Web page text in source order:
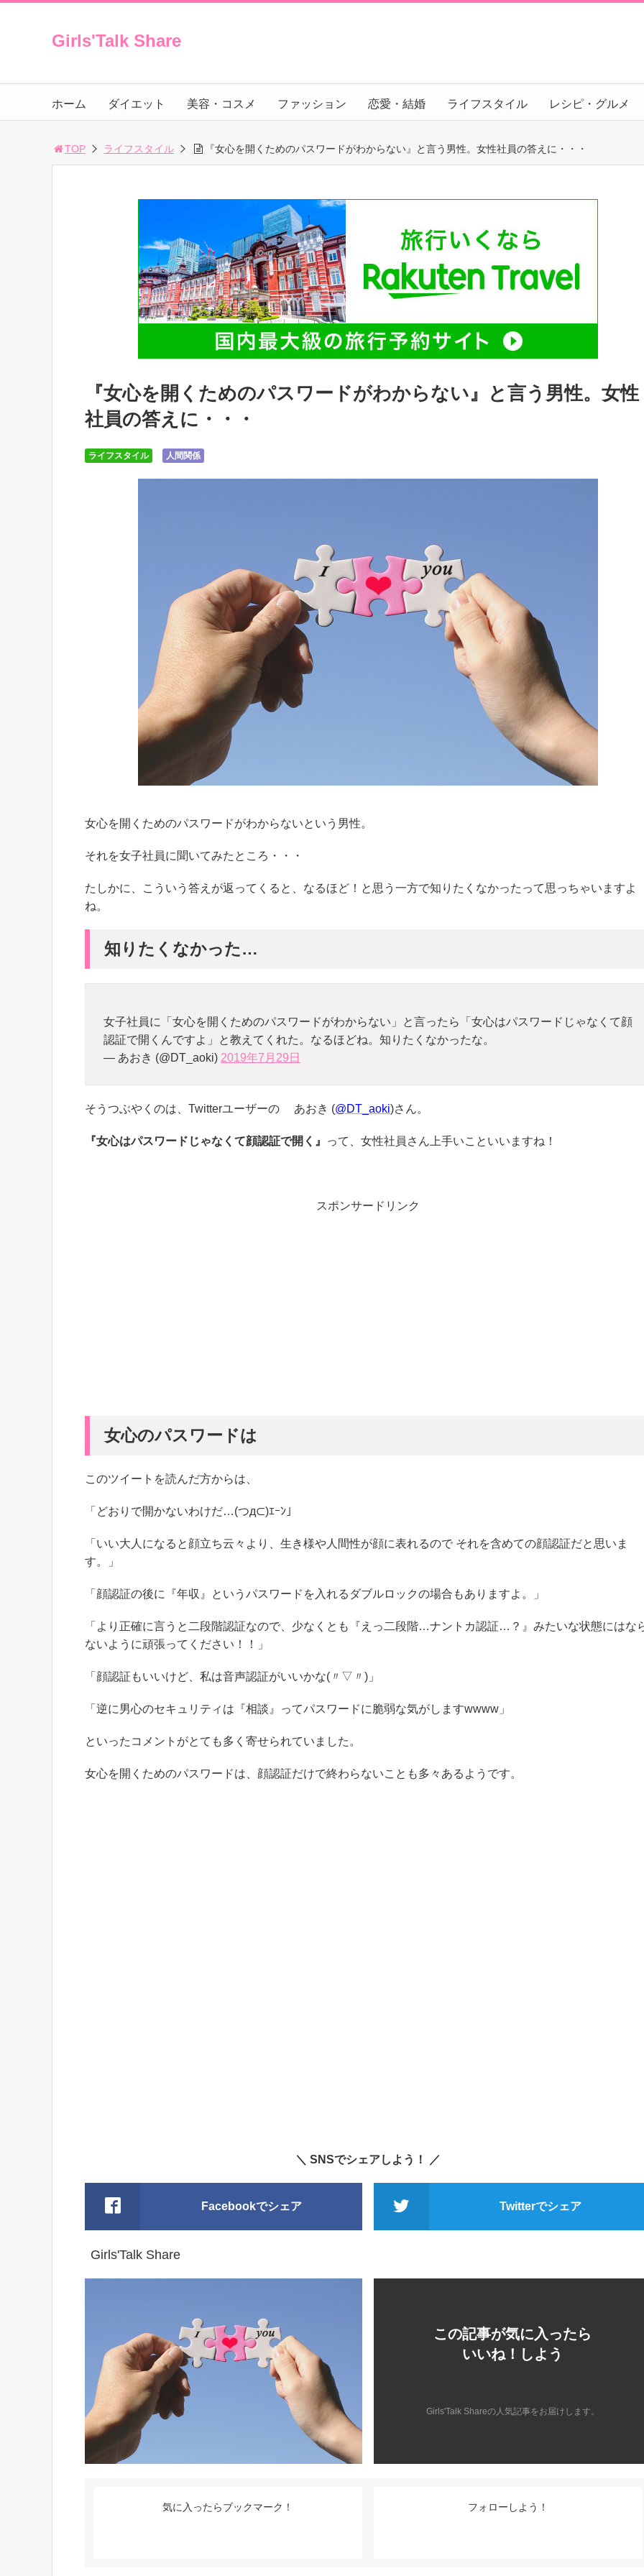
Girls'Talk Share
ホーム ダイエット 美容・コスメ ファッション 恋愛・結婚 ライフスタイル レシピ・グルメ
TOP ライフスタイル 『女心を開くためのパスワードがわからない』と言う男性。女性社員の答えに・・・
『女心を開くためのパスワードがわからない』と言う男性。女性
社員の答えに・・・
ライフスタイル 人間関係
女心を開くためのパスワードがわからないという男性。
それを女子社員に聞いてみたところ・・・
たしかに、こういう答えが返ってくると、なるほど！と思う一方で知りたくなかったって思っちゃいますよ
ね。
知りたくなかった…
女子社員に「女心を開くためのパスワードがわからない」と言ったら「女心はパスワードじゃなくて顔
認証で開くんですよ」と教えてくれた。なるほどね。知りたくなかったな。
— あおき (@DT_aoki) 2019年7月29日
そうつぶやくのは、Twitterユーザーの あおき (@DT_aoki)さん。
『女心はパスワードじゃなくて顔認証で開く』 って、女性社員さん上手いこといいますね！
スポンサードリンク
女心のパスワードは
このツイートを読んだ方からは、
「どおりで開かないわけだ…(つд⊂)ｴｰﾝ」
「いい大人になると顔立ち云々より、生き様や人間性が顔に表れるので それを含めての顔認証だと思いま
す。」
「顔認証の後に『年収』というパスワードを入れるダブルロックの場合もありますよ。」
「より正確に言うと二段階認証なので、少なくとも『えっ二段階…ナントカ認証…？』みたいな状態にはな
ないように頑張ってください！！」
「顔認証もいいけど、 私は音声認証がいいかな(〃▽〃)」
「逆に男心のセキュリティは『相談』ってパスワードに脆弱な気がしますwwww」
といったコメントがとても多く寄せられていました。
女心を開くためのパスワードは、顔認証だけで終わらないことも多々あるようです。
＼ SNSでシェアしよう！ ／
Facebookでシェア Twitterでシェア
Girls'Talk Share
この記事が気に入ったら
いいね！しよう
Girls'Talk Shareの人気記事をお届けします。
気に入ったらブックマーク！ フォローしよう！